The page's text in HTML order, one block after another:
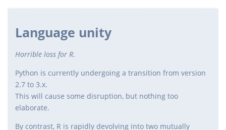
Language unity
Horrible loss for R.
Python is currently undergoing a transition from version
2.7 to 3.x.
This will cause some disruption, but nothing too
elaborate.
By contrast, R is rapidly devolving into two mutually